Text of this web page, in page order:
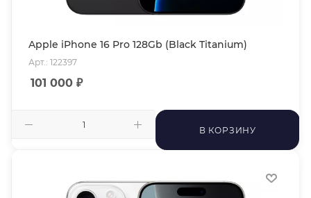
Apple iPhone 16 Pro 128Gb (Black Titanium)
Арт.: 122397
101 000 ₽
В КОРЗИНУ